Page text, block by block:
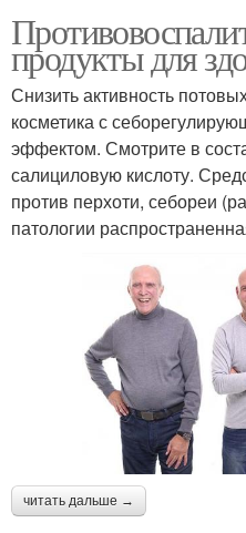
продукты для
Снизить активность
косметика с
эффектом. Смотрите в
салициловую кислоту.
против перхоти, себореи
патологии
читать дальше →